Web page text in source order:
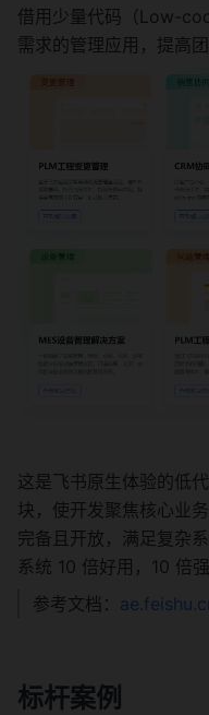
借用少量代码（Low-
需求的管理应用，提高团
这是飞书原生体验的低
块，使开发聚焦核心业
完备且开放，满足复杂
系统 10 倍好用，10 倍强
参考文档：
标杆案例